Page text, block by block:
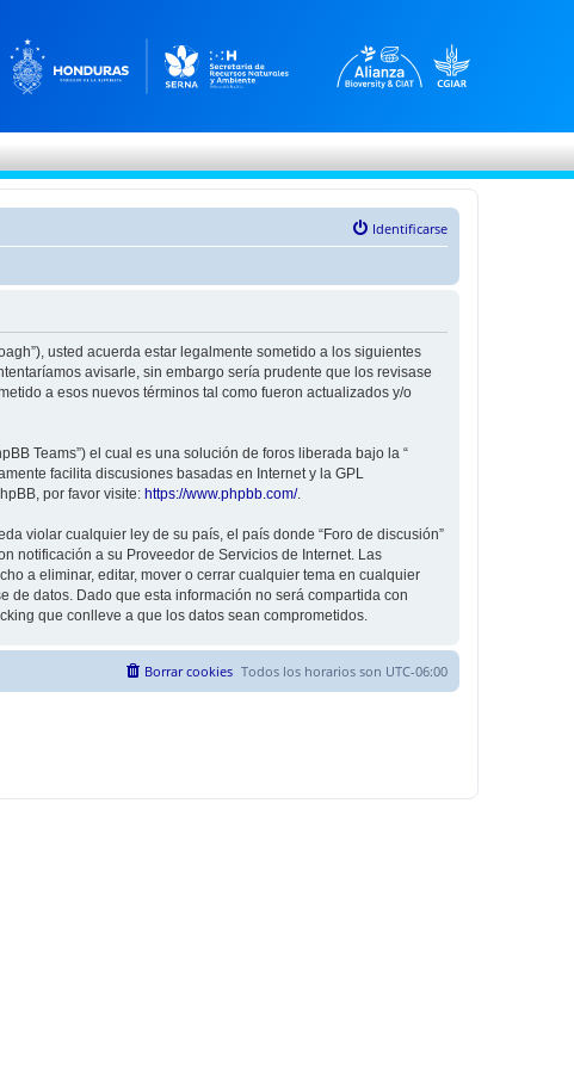
Identificarse
usted acuerda estar legalmente sometido a los siguientes
avisarle, sin embargo sería prudente que los revisase
a esos nuevos términos tal como fueron actualizados y/o
Teams”) el cual es una solución de foros liberada bajo la “
facilita discusiones basadas en Internet y la GPL
por favor visite: https://www.phpbb.com/.
violar cualquier ley de su país, el país donde “Foro de discusión”
notificación a su Proveedor de Servicios de Internet. Las
a eliminar, editar, mover o cerrar cualquier tema en cualquier
datos. Dado que esta información no será compartida con
que conlleve a que los datos sean comprometidos.
Todos los horarios son UTC-06:00
Borrar cookies